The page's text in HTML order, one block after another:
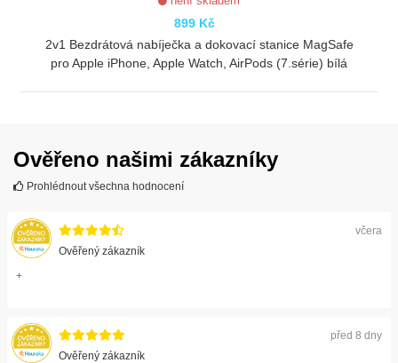
899 Kč
2v1 Bezdrátová nabíječka a dokovací stanice MagSafe
pro Apple iPhone, Apple Watch, AirPods (7.série) bílá
Ověřeno našimi zákazníky
Prohlédnout všechna hodnocení
včera
Ověřený zákazník
+
před 8 dny
Ověřený zákazník